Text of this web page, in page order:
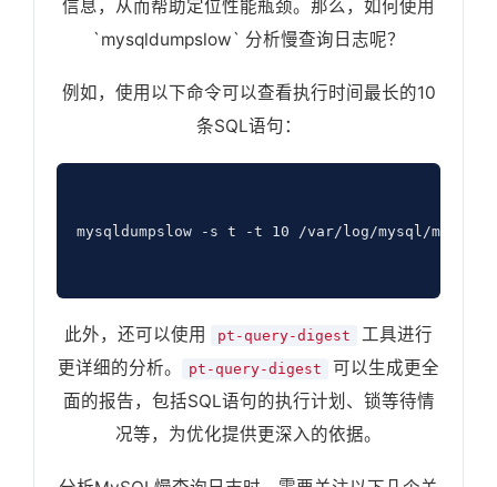
信息，从而帮助定位性能瓶颈。那么，如何使用
`mysqldumpslow` 分析慢查询日志呢？
例如，使用以下命令可以查看执行时间最长的10
条SQL语句：
mysqldumpslow -s t -t 10 /var/log/mysql/mysql-
此外，还可以使用 pt-query-digest
工具进行
更详细的分析。
pt-query-digest
可以生成更全
面的报告，包括SQL语句的执行计划、锁等待情
况等，为优化提供更深入的依据。